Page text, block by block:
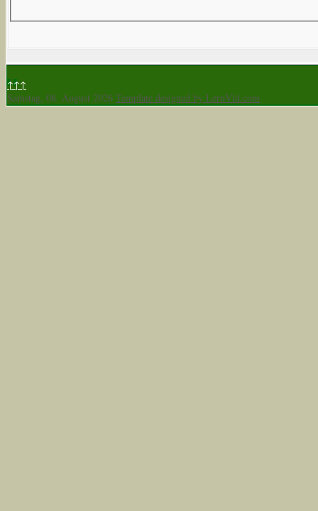
↑↑↑
Samstag, 08. August 2026 Template designed by LernVid.com